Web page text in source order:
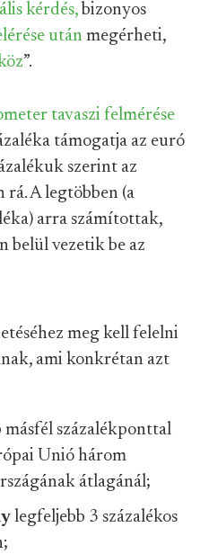
kérdés,bizonyos
után megérheti,
”.
tavaszi felmérése
támogatja az euró
szerint az
rá. A legtöbben (a
arra számítottak,
belül vezetik be az
meg kell felelni
ami konkrétan azt
másfél százalékponttal
Unió három
átlagánál;
legfeljebb 3 százalékos